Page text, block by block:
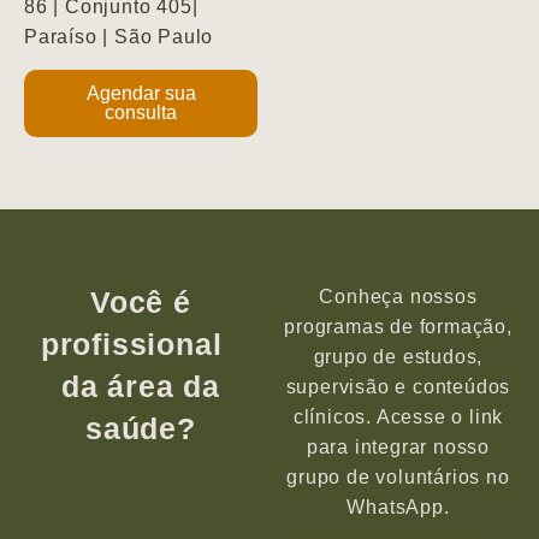
86 | Conjunto 405|
Paraíso | São Paulo
Agendar sua
consulta
Você é
profissional
da área da
saúde?
Conheça nossos
programas de formação,
grupo de estudos,
supervisão e conteúdos
clínicos. Acesse o link
para integrar nosso
grupo de voluntários no
WhatsApp.